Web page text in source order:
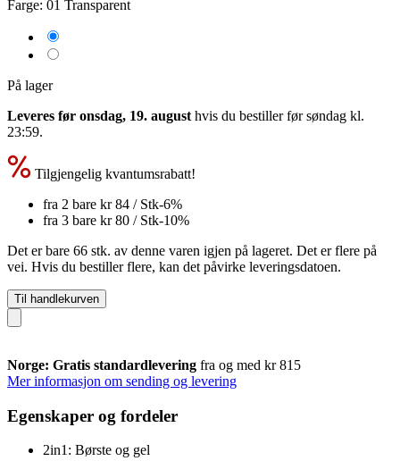
Farge: 01 Transparent
På lager
Leveres før onsdag, 19. august hvis du bestiller førsøndag kl.
23:59.
Tilgjengelig kvantumsrabatt!
fra 2 bare kr 84 / Stk-6%
fra 3 bare kr 80 / Stk-10%
Det er bare 66 stk. av denne varen igjen på lageret. Det er flere på
vei. Hvis du bestiller flere, kan det påvirke leveringsdatoen.
Til handlekurven
Norge: Gratis standardlevering fra og med kr 815
Mer informasjon om sending og levering
Egenskaper og fordeler
2in1: Børste og gel